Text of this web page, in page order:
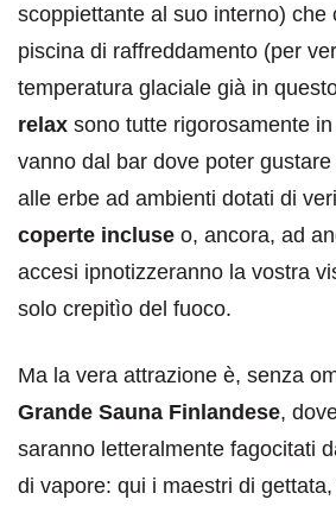
scoppiettante al suo interno) che
piscina di raffreddamento (per
temperatura glaciale già in
relax sono tutte rigorosamente
vanno dal bar dove poter
alle erbe ad ambienti dotati di
coperte incluse o, ancora, ad
accesi ipnotizzeranno la vostra
solo crepitìo del fuoco.
Ma la vera attrazione è, senza
Grande Sauna Finlandese,
saranno letteralmente fagocitati
di vapore: qui i maestri di